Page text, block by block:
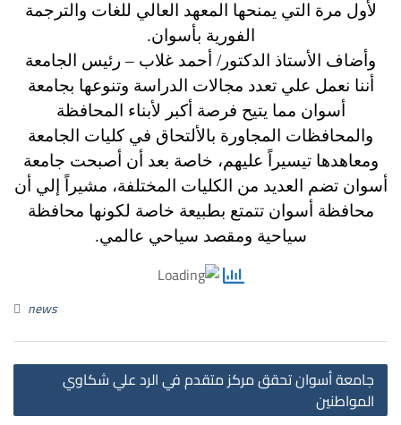
لأول مرة التي يمنحها المعهد العالي للغات والترجمة
الفورية بأسوان.
وأضاف الأستاذ الدكتور/ أحمد غلاب – رئيس الجامعة
أننا نعمل علي تعدد مجالات الدراسة وتنوعها بجامعة
أسوان مما يتيح فرصة أكبر لأبناء المحافظة
والمحافظات المجاورة بالألتحاق في كليات الجامعة
ومعاهدها تيسيراً عليهم، خاصة بعد أن أصبحت جامعة
أسوان تضم العديد من الكليات المختلفة، مشيراً إلي أن
محافظة أسوان تتمتع بطبيعة خاصة لكونها محافظة
سياحية ومقصد سياحي عالمي.
news
جامعة أسوان تحقق مركز متقدم في الرد علي شكاوي
المواطنين